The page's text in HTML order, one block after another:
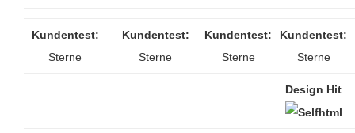
Kundentest:
Sterne
Kundentest:
Sterne
Kundentest:
Sterne
Kundentest:
Sterne
Design Hit